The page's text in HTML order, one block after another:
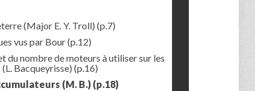
(Major E. Y. Troll) (p.7)
vus par Bour(p.12)
du nombre de moteurs à utiliser sur les
Bacqueyrisse) (p.16)
(M. B.) (p.18)